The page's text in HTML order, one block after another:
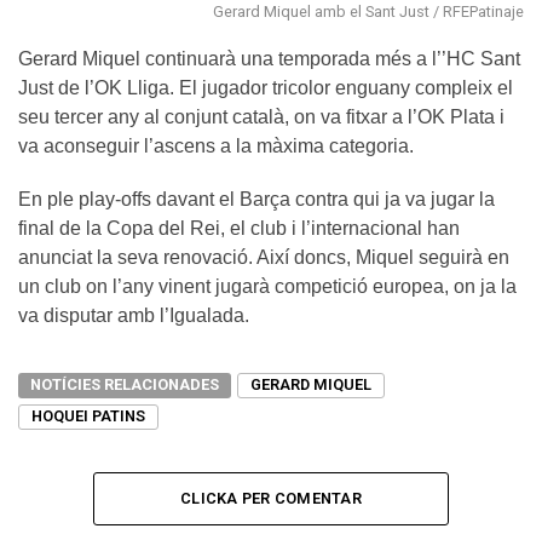
Gerard Miquel amb el Sant Just / RFEPatinaje
Gerard Miquel continuarà una temporada més a l’’HC Sant
Just de l’OK Lliga. El jugador tricolor enguany compleix el
seu tercer any al conjunt català, on va fitxar a l’OK Plata i
va aconseguir l’ascens a la màxima categoria.
En ple play-offs davant el Barça contra qui ja va jugar la
final de la Copa del Rei, el club i l’internacional han
anunciat la seva renovació. Així doncs, Miquel seguirà en
un club on l’any vinent jugarà competició europea, on ja la
va disputar amb l’Igualada.
NOTÍCIES RELACIONADES
GERARD MIQUEL
HOQUEI PATINS
CLICKA PER COMENTAR